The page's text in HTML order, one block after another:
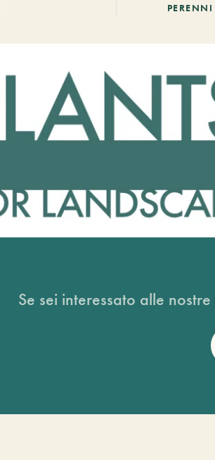
PERENNI
Se sei interessato alle